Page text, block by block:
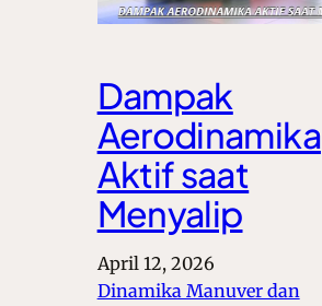
Dampak
Aerodinamika
Aktif saat
Menyalip
April 12, 2026
Dinamika Manuver dan